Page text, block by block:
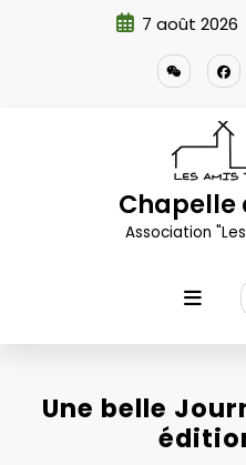
7 août 2026
Chapelle
Association
Une belle